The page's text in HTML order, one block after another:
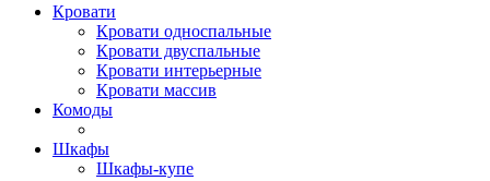
Кровати
Кровати односпальные
Кровати двуспальные
Кровати интерьерные
Кровати массив
Комоды
Шкафы
Шкафы-купе